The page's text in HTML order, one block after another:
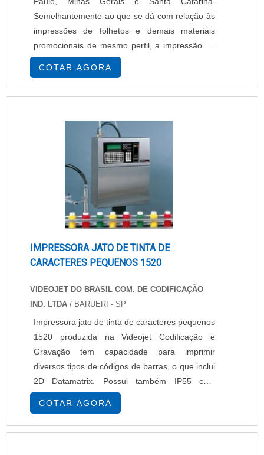
Semelhantemente ao que se dá com relação às
impressões de folhetos e demais materiais
promocionais de mesmo perfil, a impressão de
revistas e catálogos deve ser pautada na
incorporação dos apliques digitais. Isto é,
independentemente dessas publicações serem
ou quaisquer tipos de papel-cartão, é somente a
impressão digital....
COTAR AGORA
IMPRESSORA JATO DE TINTA DE
CARACTERES PEQUENOS 1520
VIDEOJET DO BRASIL COM. DE CODIFICAÇÃO
IND. LTDA / BARUERI - SP
Impressora jato de tinta de caracteres pequenos
1520 produzida na Videojet Codificação e
Gravação tem capacidade para imprimir
diversos tipos de códigos de barras, o que inclui
2D Datamatrix. Possui também IP55 com
proteção contra lavagem e também como
opção, existe a proteção de pó IP65. A
impressora jato de tinta de caracteres pequenos
COTAR AGORA